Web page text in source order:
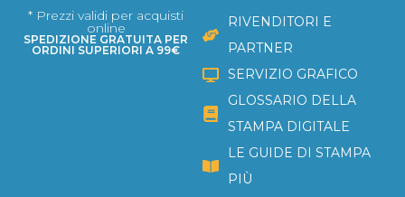
* Prezzi validi per acquisti
online
SPEDIZIONE GRATUITA PER
ORDINI SUPERIORI A 99€
RIVENDITORI E
PARTNER
SERVIZIO GRAFICO
GLOSSARIO DELLA
STAMPA DIGITALE
LE GUIDE DI STAMPA
PIÙ